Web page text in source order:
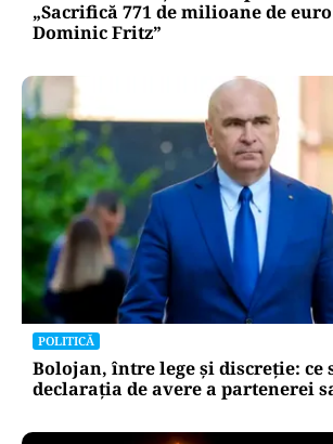
„Sacrifică 771 de milioane de
Dominic Fritz”
POLITICĂ
Bolojan, între lege și discreție: ce
declarația de avere a partenerei